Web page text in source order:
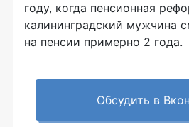
году, когда пенсионная
калининградский мужчина
на пенсии примерно 2 года.
Обсудить в